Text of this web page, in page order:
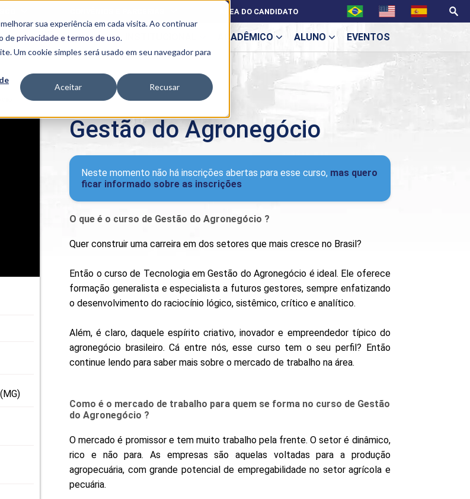
sua experiência em cada visita. Ao continuar
deprivacidade e termos de uso.
Um cookie simples será usado em seu navegador para
Aceitar Recusar
ACADÊMICO
Acadêmicos
PROEST
PIME
Programas de
Pesquisa e
Extensão
MPHU
NIT
PROPEPE
PROED
ALUNO EVENTOS
ÁREA DO CANDIDATO
Gestão do Agronegócio
Neste momento não há inscrições abertas para esse curso, mas quero
ficar informado sobre as inscrições
O que é o curso de Gestão do Agronegócio ?
Quer construir uma carreira em dos setores que mais cresce no Brasil?
Então o curso de Tecnologia em Gestão do Agronegócio é ideal. Ele oferece
formação generalista e especialista a futuros gestores, sempre enfatizando
o desenvolvimento do raciocínio lógico, sistêmico, crítico e analítico.
Além, é claro, daquele espírito criativo, inovador e empreendedor típico do
agronegócio brasileiro. Cá entre nós, esse curso tem o seu perfil? Então
continue lendo para saber mais sobre o mercado de trabalho na área.
Como é o mercado de trabalho para quem se forma no curso de Gestão
do Agronegócio ?
O mercado é promissor e tem muito trabalho pela frente. O setor é dinâmico,
rico e não para. As empresas são aquelas voltadas para a produção
agropecuária, com grande potencial de empregabilidade no setor agrícola e
pecuária.